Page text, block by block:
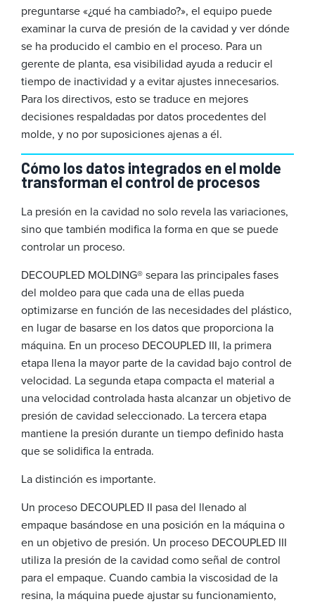
preguntarse «¿qué ha cambiado?», el equipo puede
examinar la curva de presión de la cavidad y ver dónde
se ha producido el cambio en el proceso. Para un
gerente de planta, esa visibilidad ayuda a reducir el
tiempo de inactividad y a evitar ajustes innecesarios.
Para los directivos, esto se traduce en mejores
decisiones respaldadas por datos procedentes del
molde, y no por suposiciones ajenas a él.
Cómo los datos integrados en el molde
transforman el control de procesos
La presión en la cavidad no solo revela las variaciones,
sino que también modifica la forma en que se puede
controlar un proceso.
DECOUPLED MOLDING® separa las principales fases
del moldeo para que cada una de ellas pueda
optimizarse en función de las necesidades del plástico,
en lugar de basarse en los datos que proporciona la
máquina. En un proceso DECOUPLED III, la primera
etapa llena la mayor parte de la cavidad bajo control de
velocidad. La segunda etapa compacta el material a
una velocidad controlada hasta alcanzar un objetivo de
presión de cavidad seleccionado. La tercera etapa
mantiene la presión durante un tiempo definido hasta
que se solidifica la entrada.
La distinción es importante.
Un proceso DECOUPLED II pasa del llenado al
empaque basándose en una posición en la máquina o
en un objetivo de presión. Un proceso DECOUPLED III
utiliza la presión de la cavidad como señal de control
para el empaque. Cuando cambia la viscosidad de la
resina, la máquina puede ajustar su funcionamiento,